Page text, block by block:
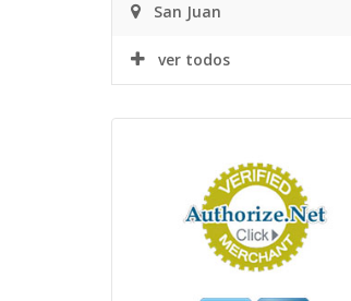
San Juan
ver todos